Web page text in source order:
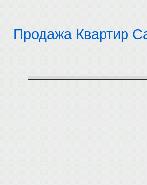
Продажа Квартир